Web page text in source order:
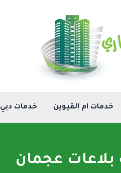
خدمات ام القيوين خدمات دبي
عجمان